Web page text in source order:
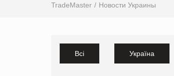
TradeMaster Новости Украины
Всі Україна